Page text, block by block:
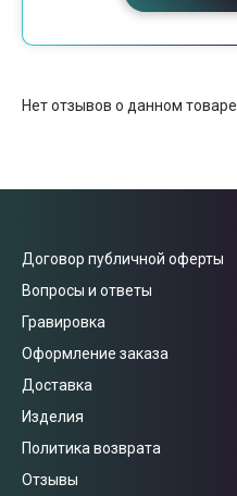
Нет отзывов о данном товаре.
Договор публичной оферты
Вопросы и ответы
Гравировка
Оформление заказа
Доставка
Изделия
Политика возврата
Отзывы